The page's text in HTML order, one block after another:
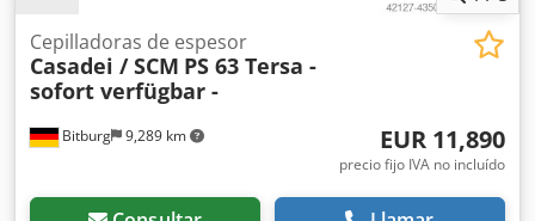
Bitburg 9,289 km
Cepilladoras de espesor
Casadei / SCM PS 63 Tersa -
sofort verfügbar -
EUR 11,890
precio fijo IVA no incluído